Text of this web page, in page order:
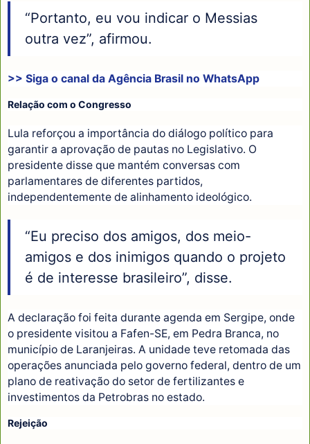
“Portanto, eu vou indicar o Messias
outra vez”, afirmou.
>> Siga o canal da Agência Brasil no WhatsApp
Relação com o Congresso
Lula reforçou a importância do diálogo político para
garantir a aprovação de pautas no Legislativo. O
presidente disse que mantém conversas com
parlamentares de diferentes partidos,
independentemente de alinhamento ideológico.
“Eu preciso dos amigos, dos meio-
amigos e dos inimigos quando o projeto
é de interesse brasileiro”, disse.
A declaração foi feita durante agenda em Sergipe, onde
o presidente visitou a Fafen-SE, em Pedra Branca, no
município de Laranjeiras. A unidade teve retomada das
operações anunciada pelo governo federal, dentro de um
plano de reativação do setor de fertilizantes e
investimentos da Petrobras no estado.
Rejeição